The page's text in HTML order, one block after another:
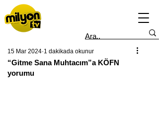
“Gitme Sana Muhtacım”a KÖFN
yorumu
15 Mar 2024 1 dakikada okunur